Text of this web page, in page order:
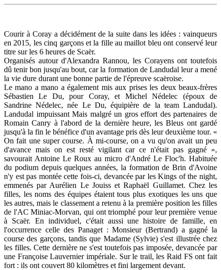
Courir à Coray a décidément de la suite dans les idées : vainqueurs
en 2015, les cinq garçons et la fille au maillot bleu ont conservé leur
titre sur les 6 heures de Scaër.
Organisés autour d'Alexandra Rannou, les Corayens ont toutefois
dû tenir bon jusqu'au bout, car la formation de Landudal leur a mené
la vie dure durant une bonne partie de l'épreuve scaëroise.
Le mano a mano a également mis aux prises les deux beaux-frères
Sébastien Le Du, pour Coray, et Michel Nédelec (époux de
Sandrine Nédelec, née Le Du, équipière de la team Landudal).
Landudal impuissant Mais malgré un gros effort des partenaires de
Romain Canry à l'abord de la dernière heure, les Bleus ont gardé
jusqu'à la fin le bénéfice d'un avantage pris dès leur deuxième tour. «
On fait une super course. À mi-course, on a vu qu'on avait un peu
d'avance mais on est resté vigilant car ce n'était pas gagné »,
savourait Antoine Le Roux au micro d'André Le Floc'h. Habituée
du podium depuis quelques années, la formation de Brin d'Avoine
n'y est pas montée cette fois-ci, devancée par les Kings of the night,
emmenés par Aurélien Le Jouiss et Raphaël Guillamet. Chez les
filles, les noms des équipes étaient tous plus exotiques les uns que
les autres, mais le classement a retenu à la première position les filles
de l'AC Miniac-Morvan, qui ont triomphé pour leur première venue
à Scaër. En individuel, c'était aussi une histoire de famille, en
l'occurrence celle des Panaget : Monsieur (Bertrand) a gagné la
course des garçons, tandis que Madame (Sylvie) s'est illustrée chez
les filles. Cette dernière ne s'est toutefois pas imposée, devancée par
une Françoise Lauvernier impériale. Sur le trail, les Raid FS ont fait
fort : ils ont couvert 80 kilomètres et fini largement devant.